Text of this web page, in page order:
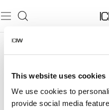
This website uses cookies
We use cookies to
provide social media
Balancesportarten
die sich sanft mit dir